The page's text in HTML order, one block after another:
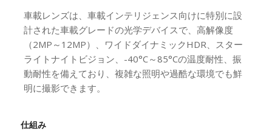
車載レンズは、車載インテリジェンス向けに特別に設
計された車載グレードの光学デバイスで、高解像度
（2MP～12MP）、ワイドダイナミックHDR、スター
ライトナイトビジョン、-40°C～85°Cの温度耐性、振
動耐性を備えており、複雑な照明や過酷な環境でも鮮
明に撮影できます。
仕組み